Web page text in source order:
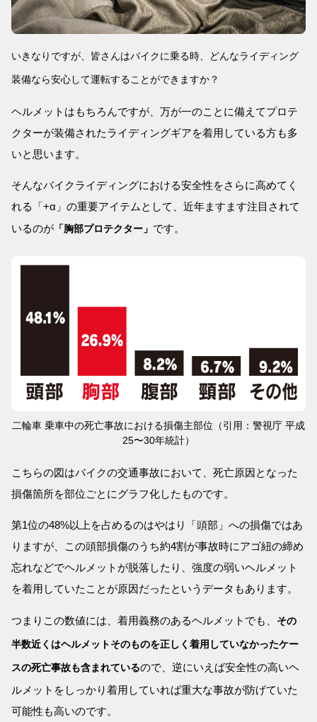
いきなりですが、皆さんはバイクに乗る時、どんなライディング
装備なら安心して運転することができますか？
ヘルメットはもちろんですが、万が一のことに備えてプロテ
クターが装備されたライディングギアを着用している方も多
いと思います。
そんなバイクライディングにおける安全性をさらに高めてく
れる「+α」の重要アイテムとして、近年ますます注目されて
いるのが 「胸部プロテクター」 です。
二輪車 乗車中の死亡事故における損傷主部位（引用：警視庁 平成
25〜30年統計）
こちらの図はバイクの交通事故において、死亡原因となった
損傷箇所を部位ごとにグラフ化したものです。
第1位の48%以上を占めるのはやはり「頭部」への損傷ではあ
りますが、この頭部損傷のうち約4割が事故時にアゴ紐の締め
忘れなどでヘルメットが脱落したり、強度の弱いヘルメット
を着用していたことが原因だったというデータもあります。
つまりこの数値には、着用義務のあるヘルメットでも、 その
半数近くはヘルメットそのものを正しく着用していなかったケー
スの死亡事故も含まれているので、逆にいえば安全性の高いヘ
ルメットをしっかり着用していれば重大な事故が防げていた
可能性も高いのです。